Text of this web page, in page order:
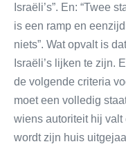
Israëli’s”. En: “Twee
is een ramp en
niets”. Wat opvalt is
Israëli’s lijken te zijn.
de volgende criteria
moet een volledig
wiens autoriteit hij valt
wordt zijn huis